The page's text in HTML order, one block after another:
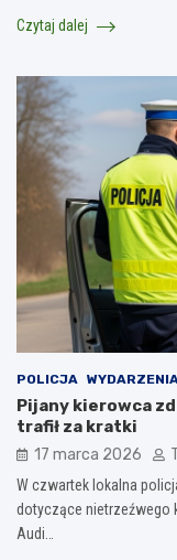
Czytaj dalej
POLICJA WYDARZENIA
Pijany kierowca
trafił za kratki
17 marca 2026
W czwartek lokalna
dotyczące nietrzeźwego
Audi…